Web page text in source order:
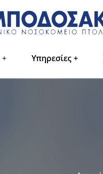
Υπηρεσίες